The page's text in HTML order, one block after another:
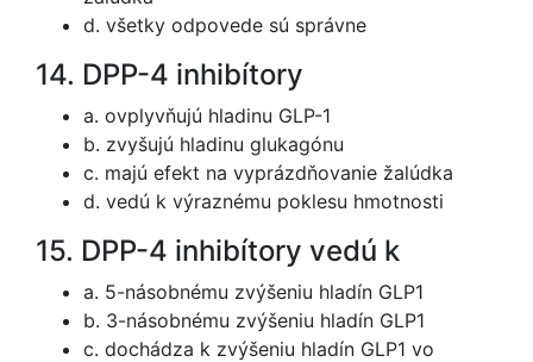
d. všetky odpovede sú správne
14. DPP-4 inhibítory
a. ovplyvňujú hladinu GLP-1
b. zvyšujú hladinu glukagónu
c. majú efekt na vyprázdňovanie žalúdka
d. vedú k výraznému poklesu hmotnosti
15. DPP-4 inhibítory vedú k
a. 5-násobnému zvýšeniu hladín GLP1
b. 3-násobnému zvýšeniu hladín GLP1
c. dochádza k zvýšeniu hladín GLP1 vo